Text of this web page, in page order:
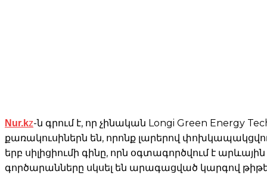
Nur.kz-ն գրում է, որ չինական Longi Green Energy
քառակուսիներն են, որոնք լարերով
երբ սիլիցիումի գինը, որն օգտագործվում է
գործարանները սկսել են արագացված կարգով